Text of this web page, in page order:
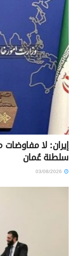
إيران: لا
سلطنة عُمان